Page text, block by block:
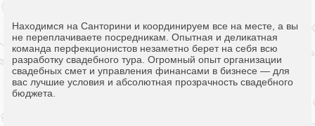
Находимся на Санторини и координируем все на месте, а вы
не переплачиваете посредникам. Опытная и деликатная
команда перфекционистов незаметно берет на себя всю
разработку свадебного тура. Огромный опыт организации
свадебных смет и управления финансами в бизнесе — для
вас лучшие условия и абсолютная прозрачность свадебного
бюджета.